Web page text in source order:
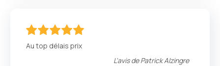
Au top délais prix
L'avis dePatrick Alzingre